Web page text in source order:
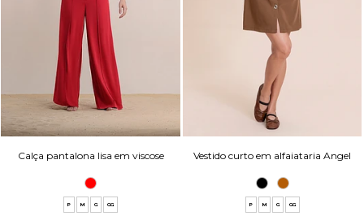
Calça pantalona lisa em viscose
P M G GG
Vestido curto em alfaiataria Angel
P M G GG